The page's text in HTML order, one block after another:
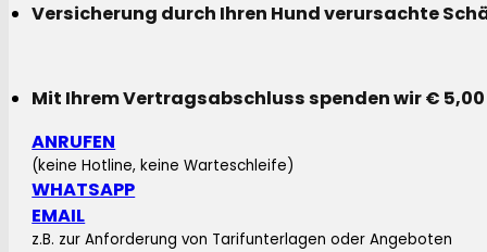
Versicherung durch Ihren Hund verursachte
Mit Ihrem Vertragsabschluss spenden wir €
ANRUFEN
(keine Hotline, keine Warteschleife)
WHATSAPP
EMAIL
z.B. zur Anforderung von Tarifunterlagen oder Angeboten